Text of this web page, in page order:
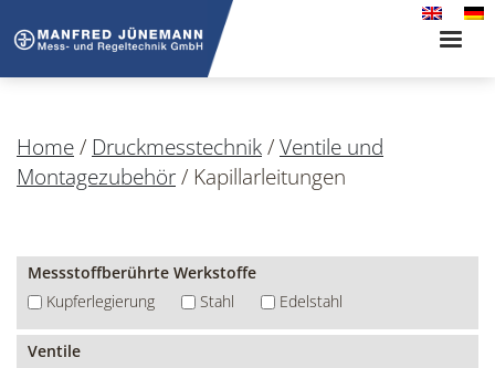
Toggle
Home/ Druckmesstechnik/Ventile und
Montagezubehör/ Kapillarleitungen
Messstoffberührte Werkstoffe
Kupferlegierung
Stahl Edelstahl
Ventile